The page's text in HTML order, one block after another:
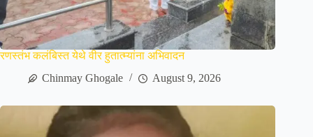
रणस्तंभ कलंबिस्त येथे वीर हुतात्म्यांना अभिवादन
Chinmay Ghogale
August 9, 2026